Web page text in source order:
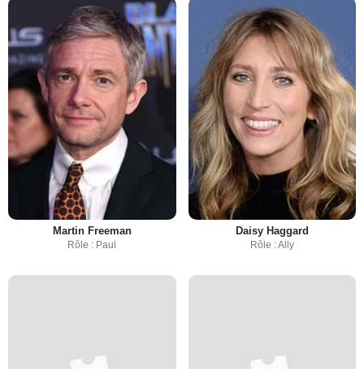
Martin Freeman
Rôle : Paul
Daisy Haggard
Rôle : Ally